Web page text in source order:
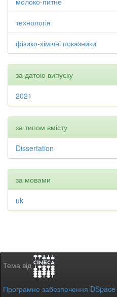
технологія
фізико-хімічні показники
за датою випуску
2021
за типом вмісту
Dissertation
за мовами
uk
Тема від
Програмне забезпечення DSpace